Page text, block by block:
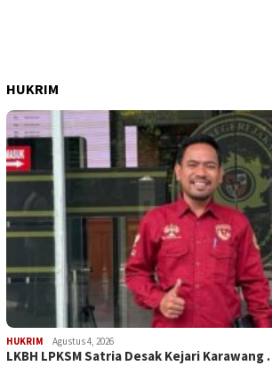
HUKRIM
HUKRIM Agustus 4, 2026
LKBH LPKSM Satria Desak Kejari Karawang